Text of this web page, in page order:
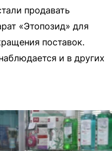
продавать
«Этопозид» для
поставок.
и в других